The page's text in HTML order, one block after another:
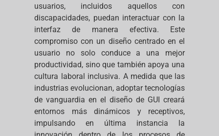
usuarios, incluidos aquellos con
discapacidades, puedan interactuar con la
interfaz de manera efectiva. Este
compromiso con un diseño centrado en el
usuario no solo conduce a una mejor
productividad, sino que también apoya una
cultura laboral inclusiva. A medida que las
industrias evolucionan, adoptar tecnologías
de vanguardia en el diseño de GUI creará
entornos más dinámicos y receptivos,
impulsando en última instancia la